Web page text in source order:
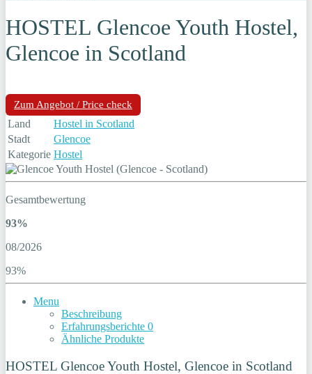
HOSTEL Glencoe Youth Hostel,
Glencoe in Scotland
Zum Angebot / Price check
Land
Hostel in Scotland
Stadt
Glencoe
Kategorie Hostel
Gesamtbewertung
93%
08/2026
93%
Menu
Beschreibung
Erfahrungsberichte 0
Ähnliche Produkte
HOSTEL Glencoe Youth Hostel, Glencoe in Scotland